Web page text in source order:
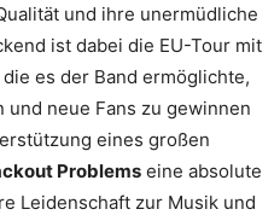
und ihre unermüdliche
ist dabei die EU-Tour mit
es der Band ermöglichte,
neue Fans zu gewinnen
eines großen
Problems eine absolute
Leidenschaft zur Musik und